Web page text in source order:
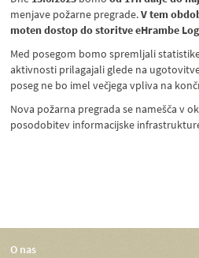
menjave požarne pregrade.V tem
moten dostop do storitve eHrambe
Med posegom bomo spremljali
aktivnosti prilagajali glede na
poseg ne bo imel večjega vpliva na
Nova požarna pregrada se namešča v
posodobitev informacijske
O nas